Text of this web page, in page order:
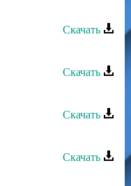
Скачать
Скачать
Скачать
Скачать